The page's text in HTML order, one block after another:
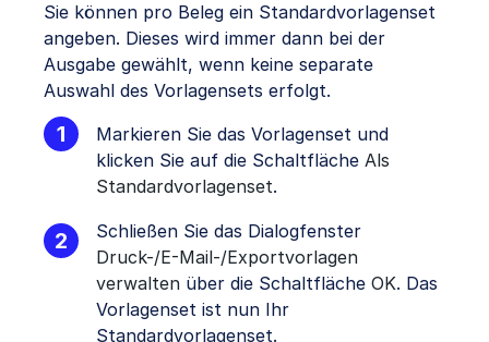
Sie können pro Beleg ein Standardvorlagenset
angeben. Dieses wird immer dann bei der
Ausgabe gewählt, wenn keine separate
Auswahl des Vorlagensets erfolgt.
Markieren Sie das Vorlagenset und
klicken Sie auf die Schaltfläche Als
Standardvorlagenset.
Schließen Sie das Dialogfenster
Druck-/E-Mail-/Exportvorlagen
verwalten über die Schaltfläche OK. Das
Vorlagenset ist nun Ihr
Standardvorlagenset.